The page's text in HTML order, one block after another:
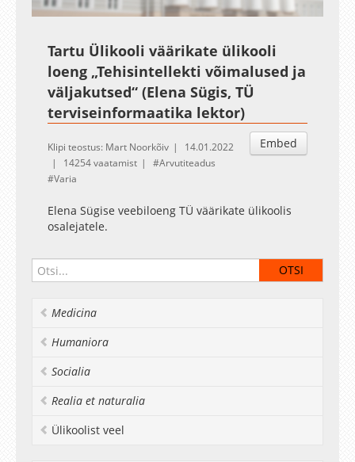
Unmute Loaded
1.21%
Esituskiirused
Tartu Ülikooli väärikate ülikooli
loeng „Tehisintellekti võimalused ja
väljakutsed“ (Elena Sügis, TÜ
terviseinformaatika lektor)
Embed
Klipi teostus: Mart Noorkõiv
14.01.2022
14254 vaatamist
Arvutiteadus
Varia
Elena Sügise veebiloeng TÜ väärikate ülikoolis
osalejatele.
Medicina
Humaniora
Socialia
Realia et naturalia
Ülikoolist veel